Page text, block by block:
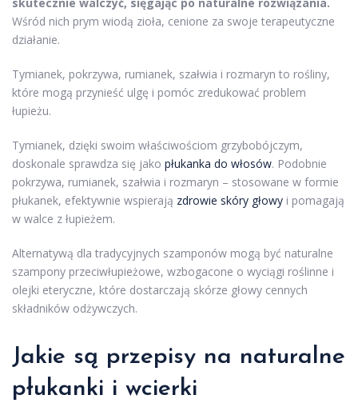
Wśród nich prym wiodą zioła, cenione za swoje terapeutyczne
działanie.
Tymianek, pokrzywa, rumianek, szałwia i rozmaryn to rośliny,
które mogą przynieść ulgę i pomóc zredukować problem
łupieżu.
Tymianek, dzięki swoim właściwościom grzybobójczym,
doskonale sprawdza się jako płukanka do włosów. Podobnie
pokrzywa, rumianek, szałwia i rozmaryn – stosowane w formie
płukanek, efektywnie wspierają zdrowie skóry głowy i pomagają
w walce z łupieżem.
Alternatywą dla tradycyjnych szamponów mogą być naturalne
szampony przeciwłupieżowe, wzbogacone o wyciągi roślinne i
olejki eteryczne, które dostarczają skórze głowy cennych
składników odżywczych.
Jakie są przepisy na naturalne
płukanki i wcierki